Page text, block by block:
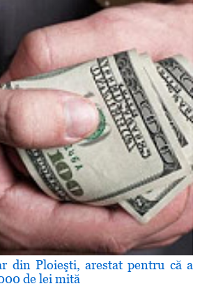
din Ploieşti, arestat pentru că a
de lei mită